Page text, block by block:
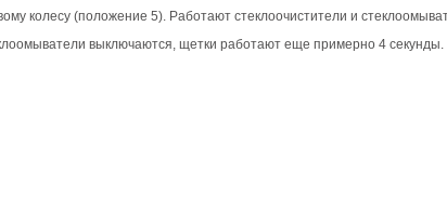
колесу (положение 5). Работают стеклоочистители и
выключаются, щетки работают еще примерно 4 секунды.